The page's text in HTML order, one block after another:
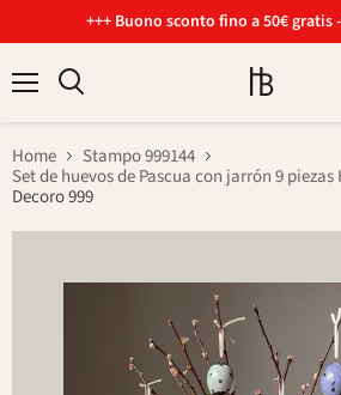
+++ Buono sconto fino a 50€ gratis
Home
Stampo 999144
Set de huevos de Pascua con jarrón 9 piezas
Decoro 999